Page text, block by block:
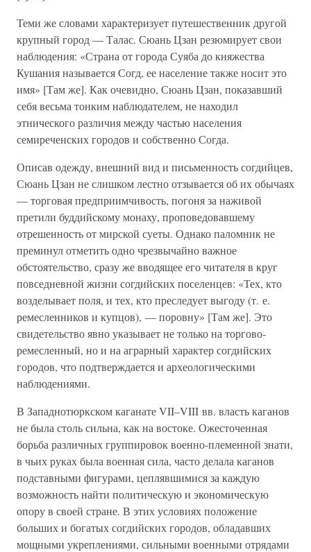
Теми же словами характеризует путешественник другой
крупный город — Талас. Сюань Цзан резюмирует свои
наблюдения: «Страна от города Суяба до княжества
Кушания называется Согд, ее население также носит это
имя» [Там же]. Как очевидно, Сюань Цзан, показавший
себя весьма тонким наблюдателем, не находил
этнического различия между частью населения
семиреченских городов и собственно Согда.
Описав одежду, внешний вид и письменность согдийцев,
Сюань Цзан не слишком лестно отзывается об их обычаях
— торговая предприимчивость, погоня за наживой
претили буддийскому монаху, проповедовавшему
отрешенность от мирской суеты. Однако паломник не
преминул отметить одно чрезвычайно важное
обстоятельство, сразу же вводящее его читателя в круг
повседневной жизни согдийских поселенцев: «Тех, кто
возделывает поля, и тех, кто преследует выгоду (т. е.
ремесленников и купцов), — поровну» [Там же]. Это
свидетельство явно указывает не только на торгово-
ремесленный, но и на аграрный характер согдийских
городов, что подтверждается и археологическими
наблюдениями.
В Западнотюркском каганате VII–VIII вв. власть каганов
не была столь сильна, как на востоке. Ожесточенная
борьба различных группировок военно-племенной знати,
в чьих руках была военная сила, часто делала каганов
подставными фигурами, цеплявшимися за каждую
возможность найти политическую и экономическую
опору в своей стране. В этих условиях положение
больших и богатых согдийских городов, обладавших
мощными укреплениями, сильными военными отрядами